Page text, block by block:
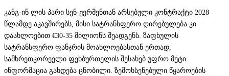
კანგ-ინ ლის პარი სენ-ჟერმენთან არსებული კონტრაქტი 2028
წლამდე აკავშირებს, მისი სატრანსფერო ღირებულება კი
დაახლოებით €30-35 მილიონს შეადგენს. ზაფხულის
სატრანსფერო ფანჯრის მოახლოებასთან ერთად,
სამხრეთკორეელი ფეხბურთელის შესახებ უფრო მეტი
ინფორმაცია გახდება ცნობილი. ზემოხსენებული წყაროების